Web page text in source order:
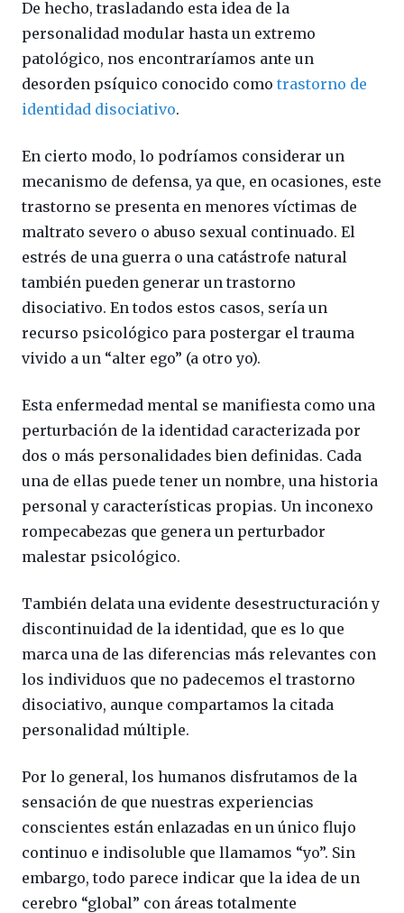
De hecho, trasladando esta idea de la
personalidad modular hasta un extremo
patológico, nos encontraríamos ante un
desorden psíquico conocido como trastorno de
identidad disociativo.
En cierto modo, lo podríamos considerar un
mecanismo de defensa, ya que, en ocasiones, este
trastorno se presenta en menores víctimas de
maltrato severo o abuso sexual continuado. El
estrés de una guerra o una catástrofe natural
también pueden generar un trastorno
disociativo. En todos estos casos, sería un
recurso psicológico para postergar el trauma
vivido a un “alter ego” (a otro yo).
Esta enfermedad mental se manifiesta como una
perturbación de la identidad caracterizada por
dos o más personalidades bien definidas. Cada
una de ellas puede tener un nombre, una historia
personal y características propias. Un inconexo
rompecabezas que genera un perturbador
malestar psicológico.
También delata una evidente desestructuración y
discontinuidad de la identidad, que es lo que
marca una de las diferencias más relevantes con
los individuos que no padecemos el trastorno
disociativo, aunque compartamos la citada
personalidad múltiple.
Por lo general, los humanos disfrutamos de la
sensación de que nuestras experiencias
conscientes están enlazadas en un único flujo
continuo e indisoluble que llamamos “yo”. Sin
embargo, todo parece indicar que la idea de un
cerebro “global” con áreas totalmente